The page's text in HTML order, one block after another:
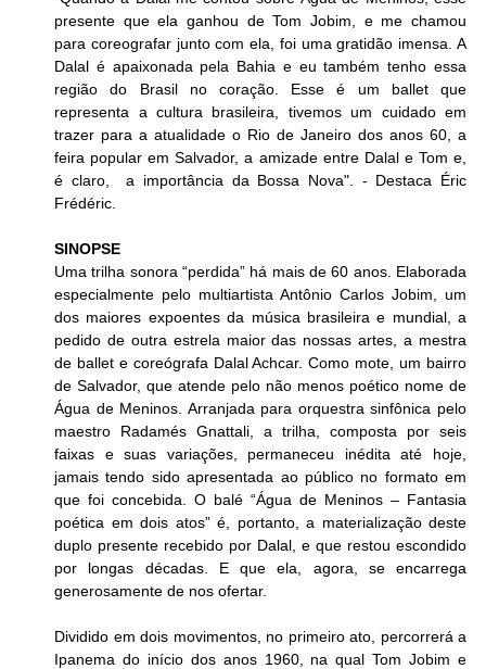
presente que ela ganhou de Tom Jobim, e me chamou
para coreografar junto com ela, foi uma gratidão imensa. A
Dalal é apaixonada pela Bahia e eu também tenho essa
região do Brasil no coração. Esse é um ballet que
representa a cultura brasileira, tivemos um cuidado em
trazer para a atualidade o Rio de Janeiro dos anos 60, a
feira popular em Salvador, a amizade entre Dalal e Tom e,
é claro,  a importância da Bossa Nova". - Destaca Éric
Frédéric.
SINOPSE
Uma trilha sonora “perdida” há mais de 60 anos. Elaborada
especialmente pelo multiartista Antônio Carlos Jobim, um
dos maiores expoentes da música brasileira e mundial, a
pedido de outra estrela maior das nossas artes, a mestra
de ballet e coreógrafa Dalal Achcar. Como mote, um bairro
de Salvador, que atende pelo não menos poético nome de
Água de Meninos. Arranjada para orquestra sinfônica pelo
maestro Radamés Gnattali, a trilha, composta por seis
faixas e suas variações, permaneceu inédita até hoje,
jamais tendo sido apresentada ao público no formato em
que foi concebida. O balé “Água de Meninos – Fantasia
poética em dois atos” é, portanto, a materialização deste
duplo presente recebido por Dalal, e que restou escondido
por longas décadas. E que ela, agora, se encarrega
generosamente de nos ofertar.
Dividido em dois movimentos, no primeiro ato, percorrerá a
Ipanema do início dos anos 1960, na qual Tom Jobim e